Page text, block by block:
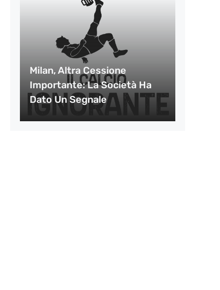
Milan, Altra Cessione
Importante: La Società Ha
Dato Un Segnale